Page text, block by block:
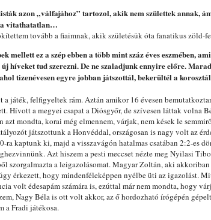
azon „válfajához” tartozol, akik nem születtek annak,
vitathatatlan…
tovább a fiaimnak, akik születésük óta fanatikus zöld-
mellett ez a szép ebben a több mint száz éves eszmében,
híveket tud szerezni. De ne szaladjunk ennyire előre.
tizenévesen egyre jobban játszottál, bekerültél a
a játék, felfigyeltek rám. Aztán amikor 16 évesen
Hívott a megyei csapat a Diósgyőr, de szívesen láttak volna
azt mondta, korai még elmennem, várjak, nem kések le
játszottunk a Honvéddal, országosan is nagy volt az
ra kaptunk ki, majd a visszavágón hatalmas csatában 2:2-es
Azt hiszem a pesti meccset nézte meg Nyilasi
szorgalmazta a leigazolásomat. Magyar Zoltán, aki
érkezett, hogy mindenféleképpen nyélbe üti az igazolást.
volt édesapám számára is, ezúttal már nem mondta, hogy
Nagy Béla is ott volt akkor, az ő hordozható írógépén
a Fradi játékosa.